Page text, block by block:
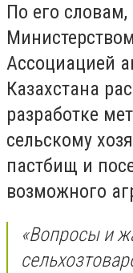
По его
Ассоциацией
Казахстана
разработке
сельскому
пастбищ и
возможного
«Вопросы и